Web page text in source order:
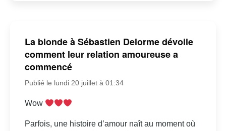
La blonde à Sébastien Delorme dévoile
comment leur relation amoureuse a
commencé
Publié le lundi 20 juillet à 01:34
Wow
Parfois, une histoire d’amour naît au moment où